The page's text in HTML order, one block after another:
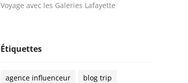
Voyage avec les Galeries Lafayette
Étiquettes
agence influenceur
blog trip